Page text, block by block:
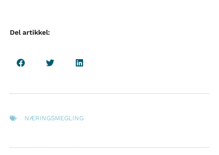
Del artikkel:
NÆRINGSMEGLING